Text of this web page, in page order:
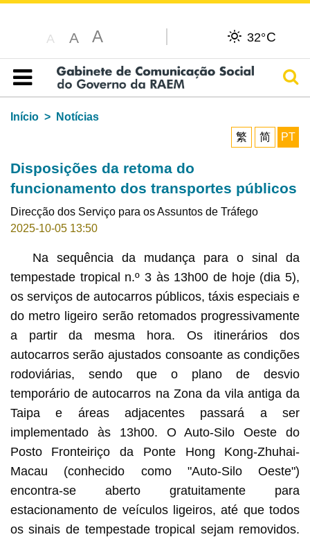
A A A 32°C
Índice
Início
Notícias
繁
简 PT
Disposições da retoma do
funcionamento dos transportes públicos
Direcção dos Serviço para os Assuntos de Tráfego
2025-10-05 13:50
Na sequência da mudança para o sinal da
tempestade tropical n.º 3 às 13h00 de hoje (dia 5),
os serviços de autocarros públicos, táxis especiais e
do metro ligeiro serão retomados progressivamente
a partir da mesma hora. Os itinerários dos
autocarros serão ajustados consoante as condições
rodoviárias, sendo que o plano de desvio
temporário de autocarros na Zona da vila antiga da
Taipa e áreas adjacentes passará a ser
implementado às 13h00. O Auto-Silo Oeste do
Posto Fronteiriço da Ponte Hong Kong-Zhuhai-
Macau (conhecido como "Auto-Silo Oeste")
encontra-se aberto gratuitamente para
estacionamento de veículos ligeiros, até que todos
os sinais de tempestade tropical sejam removidos.